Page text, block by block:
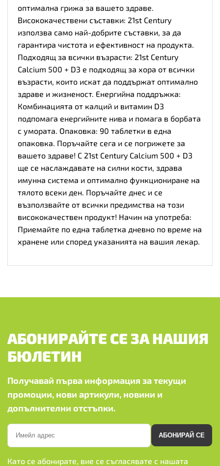
оптимална грижа за вашето здраве.
Висококачествени съставки: 21st Century
използва само най-добрите съставки, за да
гарантира чистота и ефективност на продукта.
Подходящ за всички възрасти: 21st Century
Calcium 500 + D3 е подходящ за хора от всички
възрасти, които искат да поддържат оптимално
здраве и жизненост. Енергийна поддръжка:
Комбинацията от калций и витамин D3
подпомага енергийните нива и помага в борбата
с умората. Опаковка: 90 таблетки в една
опаковка. Поръчайте сега и се погрижете за
вашето здраве! С 21st Century Calcium 500 + D3
ще се наслаждавате на силни кости, здрава
имунна система и оптимално функциониране на
тялото всеки ден. Поръчайте днес и се
възползвайте от всички предимства на този
висококачествен продукт! Начин на употреба:
Приемайте по една таблетка дневно по време на
хранене или според указанията на вашия лекар.
АБОНИРАЙТЕ СЕ ЗА НАШИЯ
БЮЛЕТИН
Получавай първа информация за текущи
промоции, нови артикули, новини и
допълнителни отстъпки.
АБОНИРАЙ СЕ
Като се абонирате, вие се съгласявате с нашата